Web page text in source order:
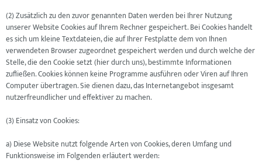
(2) Zusätzlich zu den zuvor genannten Daten werden bei Ihrer Nutzung
unserer Website Cookies auf Ihrem Rechner gespeichert. Bei Cookies handelt
es sich um kleine Textdateien, die auf Ihrer Festplatte dem von Ihnen
verwendeten Browser zugeordnet gespeichert werden und durch welche der
Stelle, die den Cookie setzt (hier durch uns), bestimmte Informationen
zufließen. Cookies können keine Programme ausführen oder Viren auf Ihren
Computer übertragen. Sie dienen dazu, das Internetangebot insgesamt
nutzerfreundlicher und effektiver zu machen.
(3) Einsatz von Cookies:
a) Diese Website nutzt folgende Arten von Cookies, deren Umfang und
Funktionsweise im Folgenden erläutert werden: